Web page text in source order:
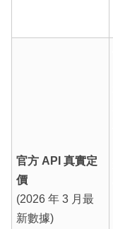
官方 API 真實定
價
(2026 年 3 月最
新數據)